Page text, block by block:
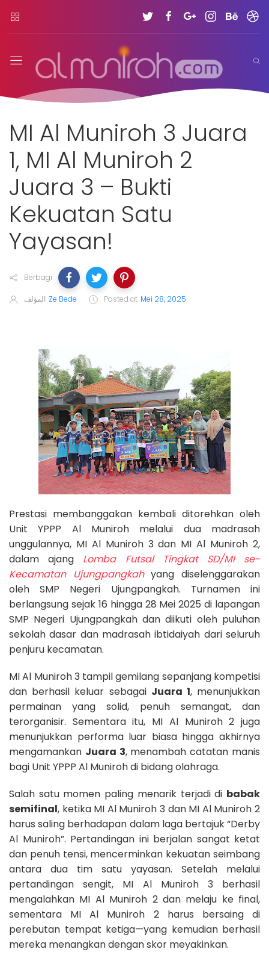
MI Al Muniroh 3 Juara
1, MI Al Muniroh 2
Juara 3 – Bukti
Kekuatan Satu
Yayasan!
Berbagi
المؤلف Ze Bede Posted at Mei 28, 2025
Prestasi membanggakan kembali ditorehkan oleh
Unit YPPP Al Muniroh melalui dua madrasah
unggulannya, MI Al Muniroh 3 dan MI Al Muniroh 2,
dalam ajang Lomba Futsal Tingkat SD/MI se-
Kecamatan Ujungpangkahyang diselenggarakan
oleh SMP Negeri Ujungpangkah. Turnamen ini
berlangsung sejak 16 hingga 28 Mei 2025 di lapangan
SMP Negeri Ujungpangkah dan diikuti oleh puluhan
sekolah dasar dan madrasah ibtidaiyah dari seluruh
penjuru kecamatan.
MI Al Muniroh 3 tampil gemilang sepanjang kompetisi
dan berhasil keluar sebagai Juara 1, menunjukkan
permainan yang solid, penuh semangat, dan
terorganisir. Sementara itu, MI Al Muniroh 2 juga
menunjukkan performa luar biasa hingga akhirnya
mengamankan Juara 3, menambah catatan manis
bagi Unit YPPP Al Muniroh di bidang olahraga.
Salah satu momen paling menarik terjadi di babak
semifinal, ketika MI Al Muniroh 3 dan MI Al Muniroh 2
harus saling berhadapan dalam laga bertajuk “Derby
Al Muniroh”. Pertandingan ini berjalan sangat ketat
dan penuh tensi, mencerminkan kekuatan seimbang
antara dua tim satu yayasan. Setelah melalui
pertandingan sengit, MI Al Muniroh 3 berhasil
mengalahkan MI Al Muniroh 2 dan melaju ke final,
sementara MI Al Muniroh 2 harus bersaing di
perebutan tempat ketiga—yang kemudian berhasil
mereka menangkan dengan skor meyakinkan.